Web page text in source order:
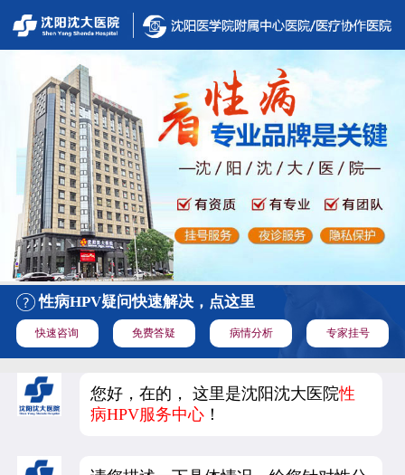
性病HPV疑问快速解决，点这里
快速咨询 免费答疑 病情分析 专家挂号
您好，在的， 这里是沈阳沈大医院性
病HPV服务中心 ！